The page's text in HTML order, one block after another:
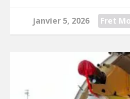
janvier 5, 2026 Fret
Switch The